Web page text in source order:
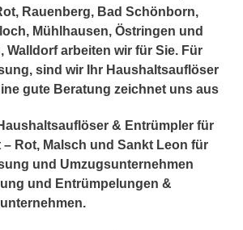
Rauenberg, Bad Schönborn,
Mühlhausen, Östringen und
Walldorf arbeiten wir für Sie. Für
sind wir Ihr Haushaltsauflöser
gute Beratung zeichnet uns aus
& Entrümpler für
Rot, Malsch und Sankt Leon für
und Umzugsunternehmen
und Entrümpelungen &